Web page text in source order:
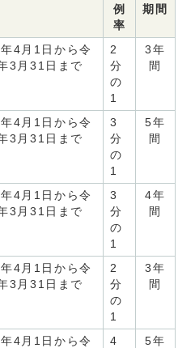
例
率
期間
4月1日から令
3月31日まで
2
分
の
1
3年
間
4月1日から令
3月31日まで
3
分
の
1
5年
間
4月1日から令
3月31日まで
3
分
の
1
4年
間
4月1日から令
3月31日まで
2
分
の
1
3年
間
4月1日から令
4
5年